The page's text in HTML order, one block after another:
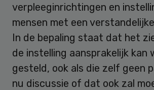
verpleeginrichtingen en
mensen met een
In de bepaling staat dat het
de instelling aansprakelijk kan
gesteld, ook als die zelf geen
nu discussie of dat ook zal